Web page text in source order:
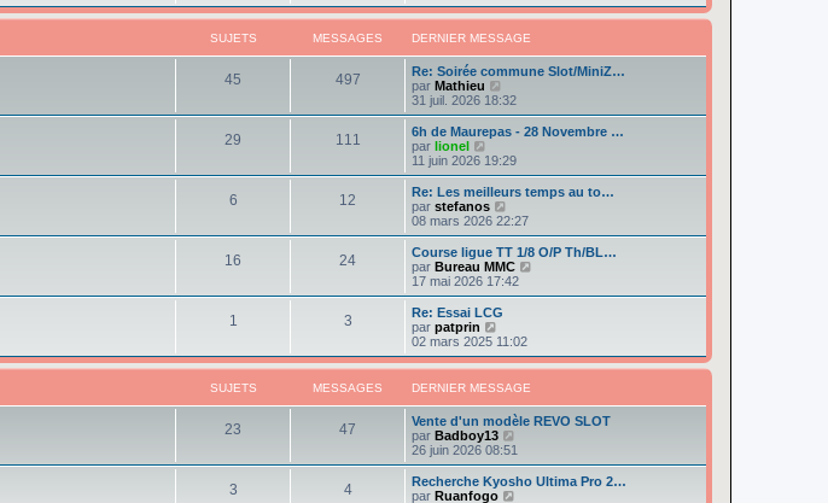
e
e
s
s
g
e
i
r
m
e
s
a
d
r
n
i
r
m
e
s
a
g
e
SUJETS MESSAGES DERNIER MESSAGE
45 497
Re: Soirée commune Slot/MiniZ…
par Mathieu
o
i
r
e
r
n
i
r
m
e
s
g
e
31 juil. 2026 18:32
29 111
6h de Maurepas - 28 Novembre …
par lionel
o
i
r
l
e
r
n
i
r
m
e
s
a
g
e
11 juin 2026 19:29
6 12
Re: Les meilleurs temps au to…
par stefanos
o
i
r
l
e
n
i
e
m
e
s
s
a
g
e
08 mars 2026 22:27
16 24
Course ligue TT 1/8 O/P Th/BL…
par Bureau MMC
i
e
i
e
e
s
17 mai 2026 17:42
1 3
Re: Essai LCG
par patprin
o
i
r
l
e
r
n
i
e
r
02 mars 2025 11:02
SUJETS MESSAGES DERNIER MESSAGE
23 47
Vente d'un modèle REVO SLOT
par Badboy13
i
r
26 juin 2026 08:51
3 4
Recherche Kyosho Ultima Pro 2…
par Ruanfogo